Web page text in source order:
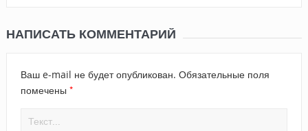
НАПИСАТЬ КОММЕНТАРИЙ
Ваш e-mail не будет опубликован. Обязательные поля
помечены *